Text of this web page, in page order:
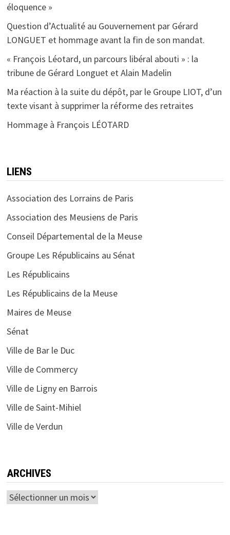
éloquence »
Question d’Actualité au Gouvernement par Gérard
LONGUET et hommage avant la fin de son mandat.
« François Léotard, un parcours libéral abouti » : la
tribune de Gérard Longuet et Alain Madelin
Ma réaction à la suite du dépôt, par le Groupe LIOT, d’un
texte visant à supprimer la réforme des retraites
Hommage à François LÉOTARD
LIENS
Association des Lorrains de Paris
Association des Meusiens de Paris
Conseil Départemental de la Meuse
Groupe Les Républicains au Sénat
Les Républicains
Les Républicains de la Meuse
Maires de Meuse
Sénat
Ville de Bar le Duc
Ville de Commercy
Ville de Ligny en Barrois
Ville de Saint-Mihiel
Ville de Verdun
ARCHIVES
Archives